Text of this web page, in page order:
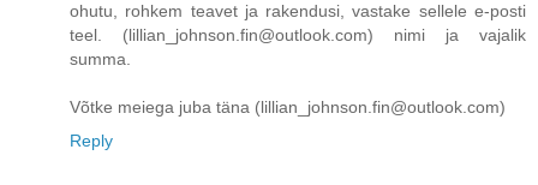
ohutu, rohkem teavet ja rakendusi, vastake sellele e-posti
teel. (lillian_johnson.fin@outlook.com) nimi ja vajalik
summa.
Võtke meiega juba täna (lillian_johnson.fin@outlook.com)
Reply